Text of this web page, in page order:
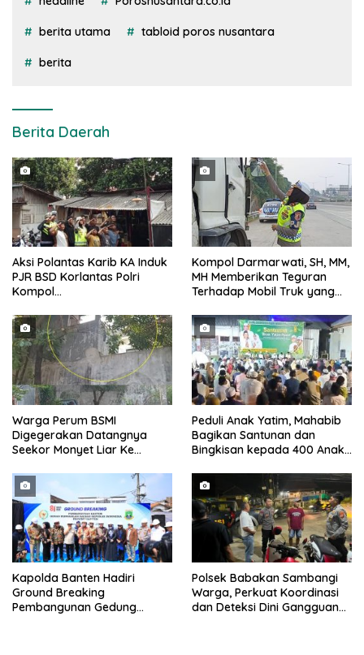
berita utama tabloid poros nusantara
berita
Berita Daerah
Aksi Polantas Karib KA Induk
PJR BSD Korlantas Polri
Kompol
bersama Personilnya
Membagikan Bendera Merah
Putih Berserta Tiangnya
Kompol Darmarwati, SH, MM,
MH Memberikan Teguran
Terhadap Mobil Truk yang
Tanggerang Kota
Warga Perum BSMI
Digegerakan Datangnya
Seekor Monyet Liar Ke
Peduli Anak Yatim, Mahabib
Bagikan Santunan dan
Bingkisan kepada 400 Anak
Kapolda Banten Hadiri
Ground Breaking
Pembangunan Gedung
Polsek Babakan Sambangi
Warga, Perkuat Koordinasi
dan Deteksi Dini Gangguan